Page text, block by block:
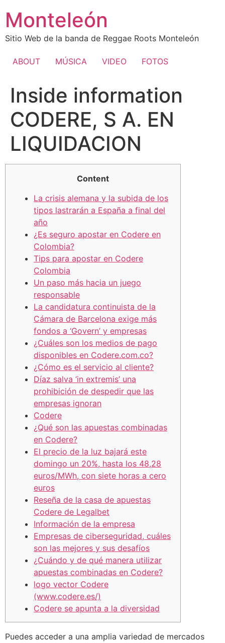
contenido
Monteleón
Sitio Web de la banda de Reggae Roots Monteleón
ABOUT MÚSICA VIDEO FOTOS
Inside information
CODERE, S A. EN
LIQUIDACION
Content
La crisis alemana y la subida de los
tipos lastrarán a España a final del
año
¿Es seguro apostar en Codere en
Colombia?
Tips para apostar en Codere
Colombia
Un paso más hacia un juego
responsable
La candidatura continuista de la
Cámara de Barcelona exige más
fondos a ‘Govern’ y empresas
¿Cuáles son los medios de pago
disponibles en Codere.com.co?
¿Cómo es el servicio al cliente?
Díaz salva ‘in extremis’ una
prohibición de despedir que las
empresas ignoran
Codere
¿Qué son las apuestas combinadas
en Codere?
El precio de la luz bajará este
domingo un 20%, hasta los 48,28
euros/MWh, con siete horas a cero
euros
Reseña de la casa de apuestas
Codere de Legalbet
Información de la empresa
Empresas de ciberseguridad, cuáles
son las mejores y sus desafíos
¿Cuándo y de qué manera utilizar
apuestas combinadas en Codere?
logo vector Codere
(www.codere.es/)
Codere se apunta a la diversidad
Puedes acceder a una amplia variedad de mercados